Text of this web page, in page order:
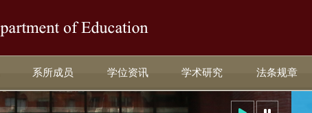
系所成员 学位资讯 学术研究 法条规章